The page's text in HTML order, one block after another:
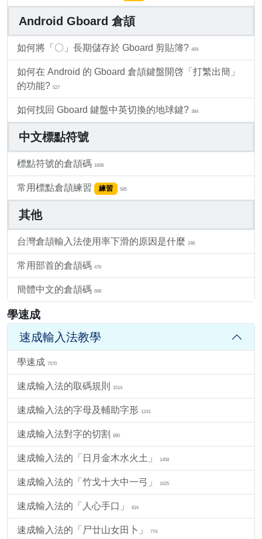
Android Gboard 倉頡
如何將「〇」長期儲存於 Gboard 剪貼簿? 409
如何在 Android 的 Gboard 倉頡鍵盤開啓「打繁出簡」
的功能? 527
如何找回 Gboard 鍵盤中英切換的地球鍵? 384
中文標點符號
標點符號的倉頡碼 1608
常用標點倉頡練習 練習 585
其他
台灣倉頡輸入法使用率下滑的原因是什麼 248
常用部首的倉頡碼 476
簡體中文的倉頡碼 668
學速成
速成輸入法教學
學速成 7570
速成輸入法的取碼規則 1514
速成輸入法的字母及輔助字形 1243
速成輸入法對字的切割 890
速成輸入法的「日月金木水火土」 1458
速成輸入法的「竹戈十大中一弓」 1025
速成輸入法的「人心手口」 816
速成輸入法的「尸廿山女田卜」 774